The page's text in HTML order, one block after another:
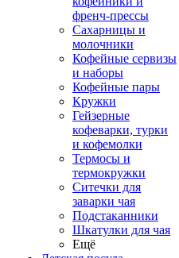
френч-прессы
Сахарницы и
молочники
Кофейные сервизы
и наборы
Кофейные пары
Кружки
Гейзерные
кофеварки, турки
и кофемолки
Термосы и
термокружки
Ситечки для
заварки чая
Подстаканники
Шкатулки для чая
Ещё